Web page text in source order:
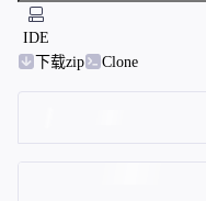
IDE
下载zip
Clone